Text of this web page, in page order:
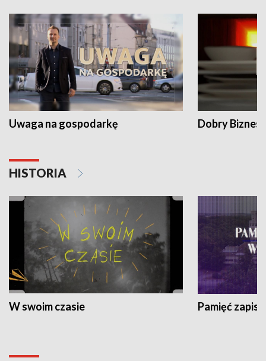
Uwaga na gospodarkę Dobry Biznes
HISTORIA
W swoim czasie Pamięć